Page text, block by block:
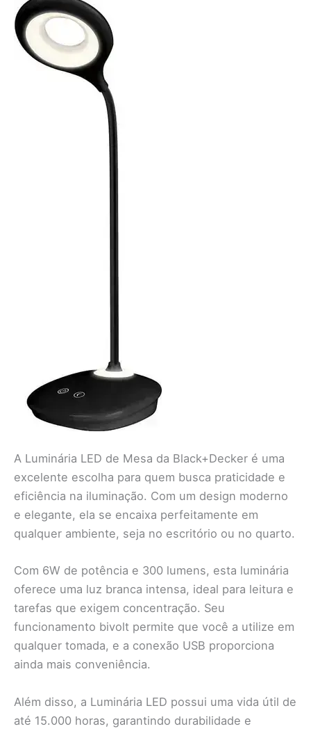
A Luminária LED de Mesa da Black+Decker é uma
excelente escolha para quem busca praticidade e
eficiência na iluminação. Com um design moderno
e elegante, ela se encaixa perfeitamente em
qualquer ambiente, seja no escritório ou no quarto.
Com 6W de potência e 300 lumens, esta luminária
oferece uma luz branca intensa, ideal para leitura e
tarefas que exigem concentração. Seu
funcionamento bivolt permite que você a utilize em
qualquer tomada, e a conexão USB proporciona
ainda mais conveniência.
Além disso, a Luminária LED possui uma vida útil de
até 15.000 horas, garantindo durabilidade e